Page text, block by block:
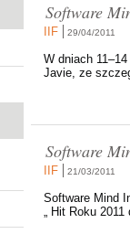
Software
IIF 29/04/2011
W dniach
Javie, ze
Software
IIF 21/03/2011
Software Mind
„ Hit Roku